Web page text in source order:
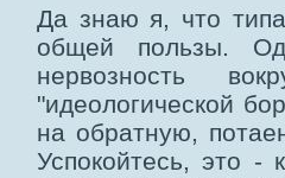
Да знаю я, что
общей пользы.
нервозность
"идеологической
на обратную,
Успокойтесь, это -